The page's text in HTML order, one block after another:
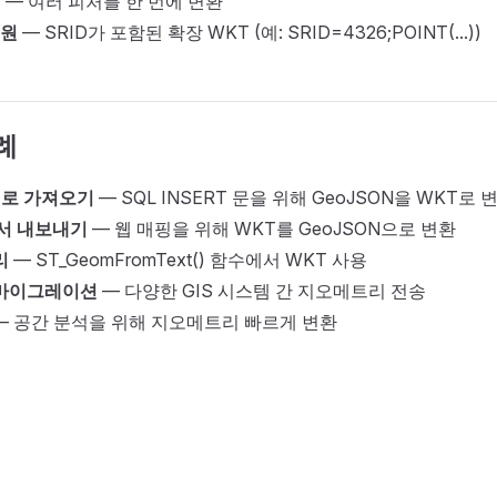
— SRID가 포함된 확장 WKT (예: SRID=4326;POINT(...))
가져오기 — SQL INSERT 문을 위해 GeoJSON을 WKT로
내보내기 — 웹 매핑을 위해 WKT를 GeoJSON으로 변환
— ST_GeomFromText() 함수에서 WKT 사용
이그레이션 — 다양한 GIS 시스템 간 지오메트리 전송
간 분석을 위해 지오메트리 빠르게 변환